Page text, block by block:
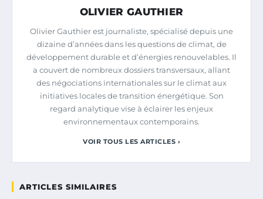
OLIVIER GAUTHIER
Olivier Gauthier est journaliste, spécialisé depuis une
dizaine d’années dans les questions de climat, de
développement durable et d’énergies renouvelables. Il
a couvert de nombreux dossiers transversaux, allant
des négociations internationales sur le climat aux
initiatives locales de transition énergétique. Son
regard analytique vise à éclairer les enjeux
environnementaux contemporains.
VOIR TOUS LES ARTICLES ›
ARTICLES SIMILAIRES